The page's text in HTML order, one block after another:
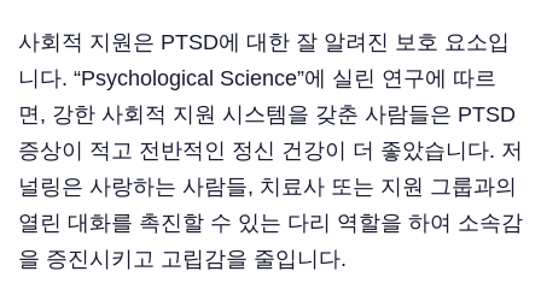
사회적 지원은 PTSD에 대한 잘 알려진 보호 요소입
니다. “Psychological Science”에 실린 연구에 따르
면, 강한 사회적 지원 시스템을 갖춘 사람들은 PTSD
증상이 적고 전반적인 정신 건강이 더 좋았습니다. 저
널링은 사랑하는 사람들, 치료사 또는 지원 그룹과의
열린 대화를 촉진할 수 있는 다리 역할을 하여 소속감
을 증진시키고 고립감을 줄입니다.